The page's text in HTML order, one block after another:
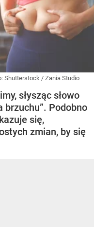
Shutterstock / Zania Studio
słysząc słowo
brzuchu”. Podobno
się,
zmian, by się